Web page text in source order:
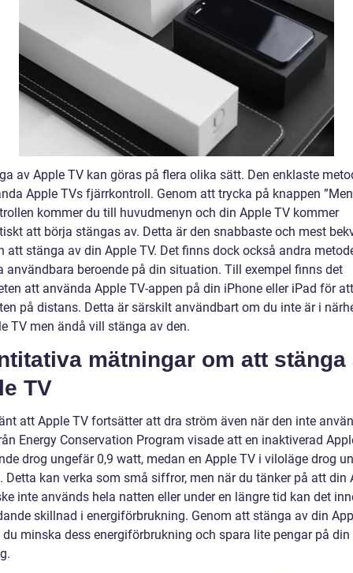
av Apple TV kan göras på flera olika sätt. Den enklaste
Apple TVs fjärrkontroll. Genom att trycka på knappen
kommer du till huvudmenyn och din Apple TV kommer
att börja stängas av. Detta är den snabbaste och mest
att stänga av din Apple TV. Det finns dock också andra
användbara beroende på din situation. Till exempel finns det
att använda Apple TV-appen på din iPhone eller iPad för
på distans. Detta är särskilt användbart om du inte är i
TV men ändå vill stänga av den.
mätningar om att stänga
TV
att Apple TV fortsätter att dra ström även när den inte
Energy Conservation Program visade att en inaktiverad
drog ungefär 0,9 watt, medan en Apple TV i viloläge drog
Detta kan verka som små siffror, men när du tänker på att din
inte används hela natten eller under en längre tid kan det
skillnad i energiförbrukning. Genom att stänga av din
minska dess energiförbrukning och spara lite pengar på din